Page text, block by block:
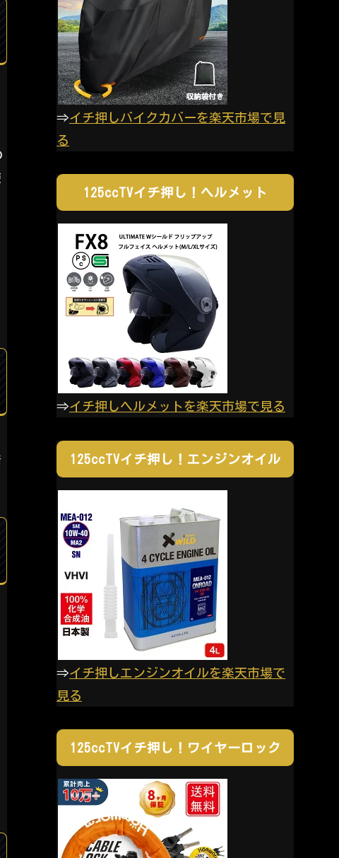
⇒イチ押しバイクカバーを楽天市場で見
る
125ccTVイチ押し！ヘルメット
⇒イチ押しヘルメットを楽天市場で見る
125ccTVイチ押し！エンジンオイル
⇒イチ押しエンジンオイルを楽天市場で
見る
125ccTVイチ押し！ワイヤーロック